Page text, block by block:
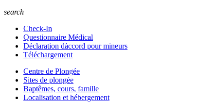
search
Check-In
Questionnaire Médical
Déclaration dàccord pour mineurs
Téléchargement
Centre de Plongée
Sites de plongée
Baptêmes, cours, famille
Localisation et hébergement